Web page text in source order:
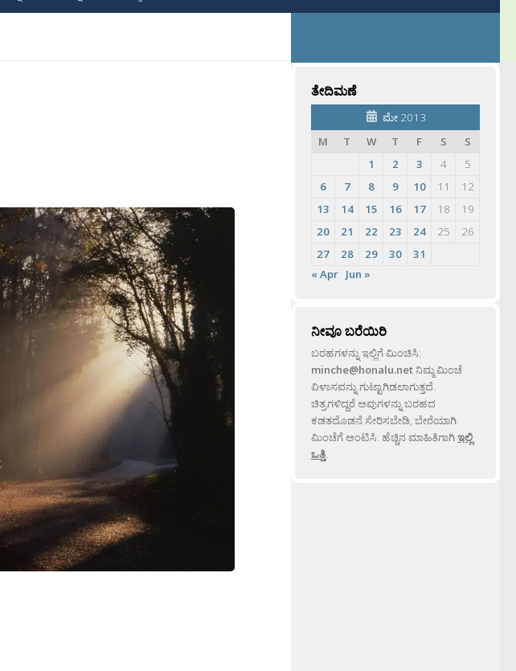
ತೇದಿಮಣೆ
ಮೇ 2013
M
T W T F S
S
1
2 3 4
5
6
7 8 9 10 11
12
13
14 15 16 17 18
19
20
21 22 23 24 25
26
27
28 29 30
31
« Apr Jun »
ನೀವೂ ಬರೆಯಿರಿ
ಬರಹಗಳನ್ನು ಇಲ್ಲಿಗೆ ಮಿಂಚಿಸಿ:
minche@honalu.netನಿಮ್ಮ ಮಿಂಚೆ
ವಿಳಾಸವನ್ನು ಗುಟ್ಟಾಗಿಡಲಾಗುತ್ತದೆ.
ಚಿತ್ರಗಳಿದ್ದರೆ ಅವುಗಳನ್ನು ಬರಹದ
ಕಡತದೊಡನೆ ಸೇರಿಸಬೇಡಿ, ಬೇರೆಯಾಗಿ
ಮಿಂಚೆಗೆ ಅಂಟಿಸಿ. ಹೆಚ್ಚಿನ ಮಾಹಿತಿಗಾಗಿಇಲ್ಲಿ
ಒತ್ತಿ.